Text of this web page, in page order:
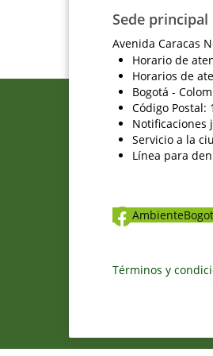
Sede principal
Avenida Caracas
Horario de
Horarios de
Bogotá -
Código Postal:
Notificaciones
Servicio a la
Línea para
Términos y